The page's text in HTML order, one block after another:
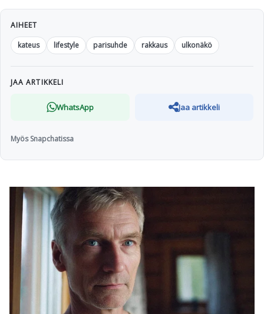
AIHEET
kateus
lifestyle parisuhde rakkaus ulkonäkö
JAA ARTIKKELI
WhatsApp Jaa artikkeli
Myös Snapchatissa